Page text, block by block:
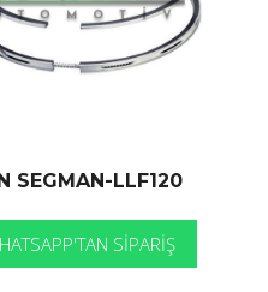
SEGMAN-LLF120
SIPARIŞ